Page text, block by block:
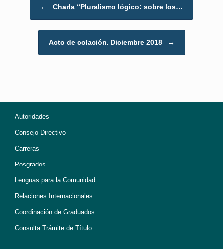
← Charla “Pluralismo lógico: sobre los…
Acto de colación. Diciembre 2018 →
Autoridades
Consejo Directivo
Carreras
Posgrados
Lenguas para la Comunidad
Relaciones Internacionales
Coordinación de Graduados
Consulta Trámite de Título